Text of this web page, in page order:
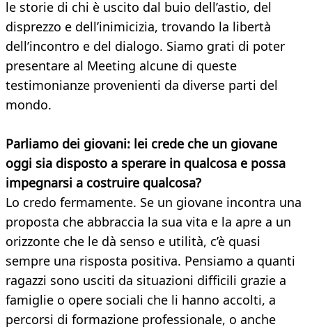
le storie di chi è uscito dal buio dell’astio, del
disprezzo e dell’inimicizia, trovando la libertà
dell’incontro e del dialogo. Siamo grati di poter
presentare al Meeting alcune di queste
testimonianze provenienti da diverse parti del
mondo.
Parliamo dei giovani: lei crede che un giovane
oggi sia disposto a sperare in qualcosa e possa
impegnarsi a costruire qualcosa?
Lo credo fermamente. Se un giovane incontra una
proposta che abbraccia la sua vita e la apre a un
orizzonte che le dà senso e utilità, c’è quasi
sempre una risposta positiva. Pensiamo a quanti
ragazzi sono usciti da situazioni difficili grazie a
famiglie o opere sociali che li hanno accolti, a
percorsi di formazione professionale, o anche